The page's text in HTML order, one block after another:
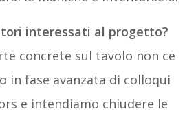
interessati al progetto?
concrete sul tavolo non ce
in fase avanzata di colloqui
e intendiamo chiudere le